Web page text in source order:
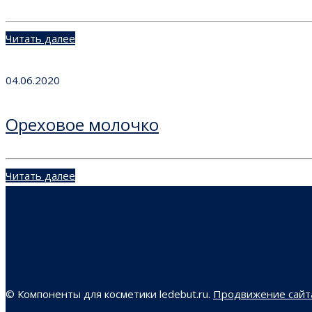
Читать далее
04.06.2020
Ореховое молочко
Читать далее
© Компоненты для косметики ledebut.ru. Продвижение